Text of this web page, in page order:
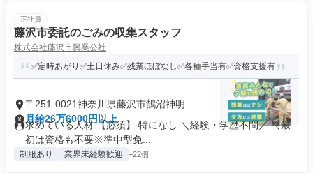
正社員
藤沢市委託のごみの収集スタッフ
株式会社藤沢市興業公社
✅定時あがり✅土日休み✅残業ほぼなし✅各種手当有✅資格支援有
〒251-0021神奈川県藤沢市鵠沼神明
月給26万6000円以上
求めている人材 【必須】 特になし ＼経験・学歴不問／ ＼最
初は資格も不要※準中型免...
制服あり 業界未経験歓迎 +22個